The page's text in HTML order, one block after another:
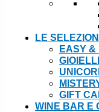
LE
EASY &
GIFT
WINE BAR E